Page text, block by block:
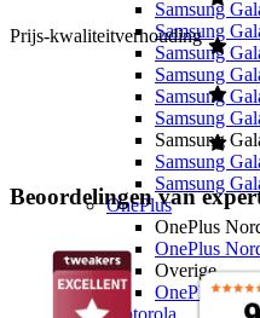
Samsung
Samsung
Samsung
Samsung
Samsung
Samsung
Samsung
Samsung
Samsung
OnePlus
OnePlus
OnePlus
Overige
OnePlus 15
Motorola
Prijs-kwaliteitverhouding
Beoordelingen van